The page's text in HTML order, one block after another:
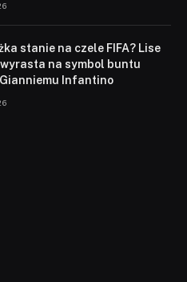
stanie na czele FIFA? Lise
na symbol buntu
Infantino